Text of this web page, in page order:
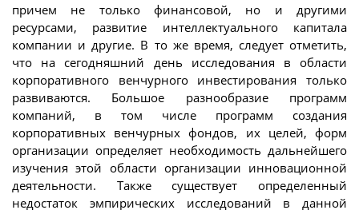
причем не только финансовой, но и другими
ресурсами, развитие интеллектуального капитала
компании и другие. В то же время, следует отметить,
что на сегодняшний день исследования в области
корпоративного венчурного инвестирования только
развиваются. Большое разнообразие программ
компаний, в том числе программ создания
корпоративных венчурных фондов, их целей, форм
организации определяет необходимость дальнейшего
изучения этой области организации инновационной
деятельности. Также существует определенный
недостаток эмпирических исследований в данной